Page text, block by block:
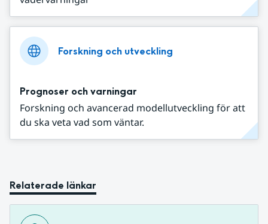
Forskning och utveckling
Prognoser och varningar
Forskning och avancerad modellutveckling för att
du ska veta vad som väntar.
Relaterade länkar